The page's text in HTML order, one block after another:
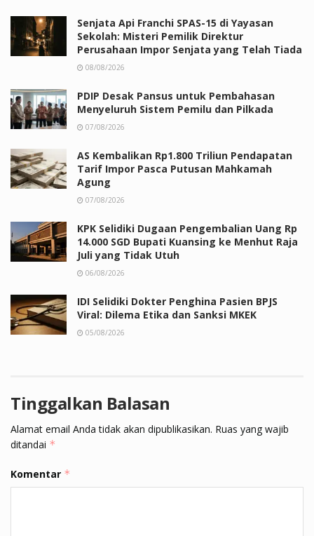
Senjata Api Franchi SPAS-15 di Yayasan
Sekolah: Misteri Pemilik Direktur
Perusahaan Impor Senjata yang Telah Tiada
08/08/2026
PDIP Desak Pansus untuk Pembahasan
Menyeluruh Sistem Pemilu dan Pilkada
07/08/2026
AS Kembalikan Rp1.800 Triliun Pendapatan
Tarif Impor Pasca Putusan Mahkamah
Agung
07/08/2026
KPK Selidiki Dugaan Pengembalian Uang Rp
14.000 SGD Bupati Kuansing ke Menhut Raja
Juli yang Tidak Utuh
06/08/2026
IDI Selidiki Dokter Penghina Pasien BPJS
Viral: Dilema Etika dan Sanksi MKEK
05/08/2026
Tinggalkan Balasan
Alamat email Anda tidak akan dipublikasikan. Ruas yang wajib
ditandai *
Komentar *